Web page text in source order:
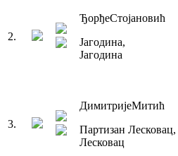
2.
ЂорђеСтојановић
Јагодина,
Јагодина
3.
ДимитријеМитић
Партизан Лесковац,
Лесковац